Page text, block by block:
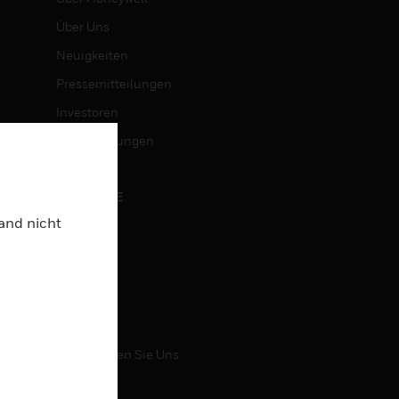
Über Uns
Neuigkeiten
Pressemitteilungen
Investoren
Veranstaltungen
KARRIERE
Karriere
Kontaktieren Sie Uns
nicht